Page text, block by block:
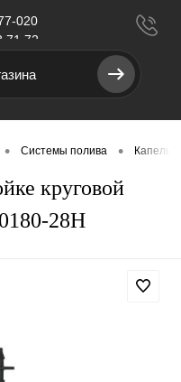
020
71 72
• Системы полива •
круговой
28H